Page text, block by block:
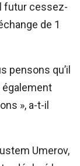
futur cessez-
de 1
pensons qu’il
également
», a-t-il
Umerov,